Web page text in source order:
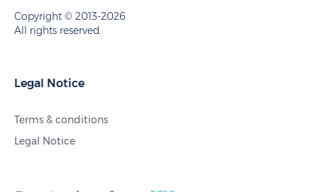
Copyright © 2013-2026
All rights reserved.
Legal Notice
Terms & conditions
Legal Notice